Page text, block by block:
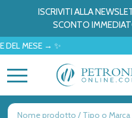
ISCRIVITI ALLA
SCONTO
→ ✨
Ricerca